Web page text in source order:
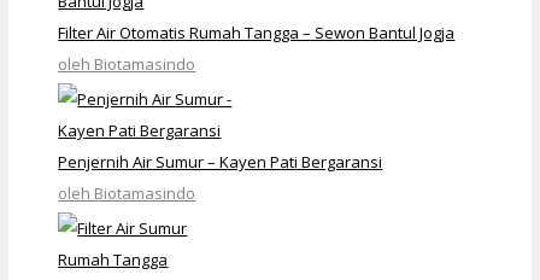
Filter Air Otomatis Rumah Tangga – Sewon Bantul Jogja
oleh Biotamasindo
Penjernih Air Sumur – Kayen Pati Bergaransi
oleh Biotamasindo